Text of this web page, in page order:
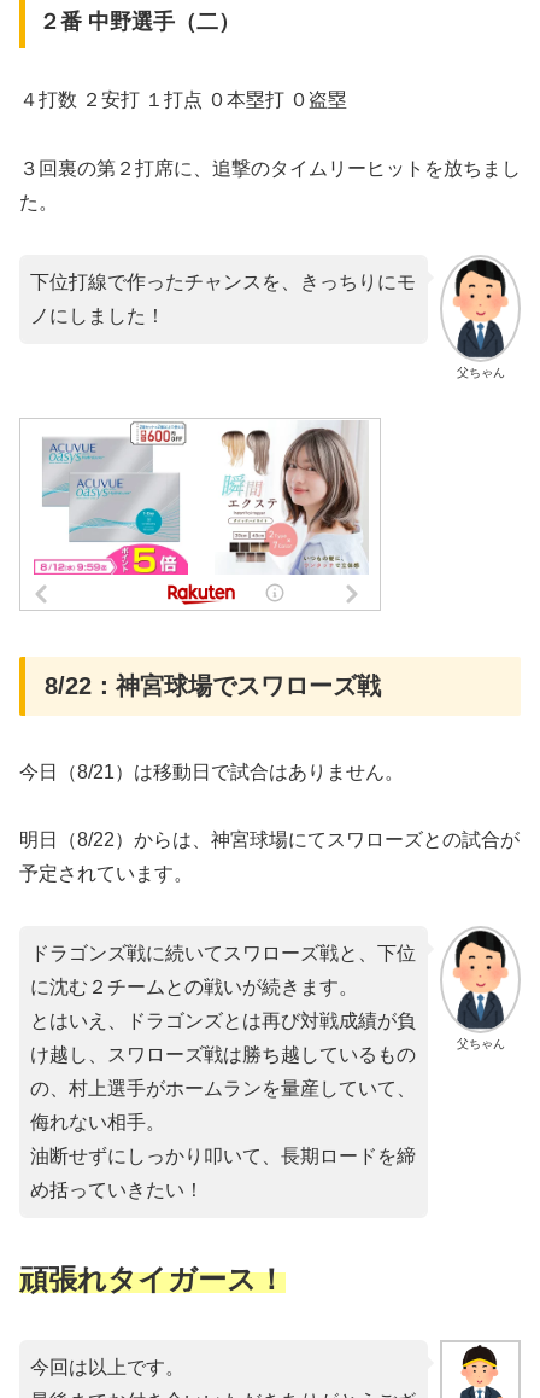
２番 中野選手（二）
４打数 ２安打 １打点 ０本塁打 ０盗塁
３回裏の第２打席に、追撃のタイムリーヒットを放ちまし
た。
父ちゃん
下位打線で作ったチャンスを、きっちりにモ
ノにしました！
8/22：神宮球場でスワローズ戦
今日（8/21）は移動日で試合はありません。
明日（8/22）からは、神宮球場にてスワローズとの試合が
予定されています。
父ちゃん
ドラゴンズ戦に続いてスワローズ戦と、下位
に沈む２チームとの戦いが続きます。
とはいえ、ドラゴンズとは再び対戦成績が負
け越し、スワローズ戦は勝ち越しているもの
の、村上選手がホームランを量産していて、
侮れない相手。
油断せずにしっかり叩いて、長期ロードを締
め括っていきたい！
頑張れタイガース！
今回は以上です。